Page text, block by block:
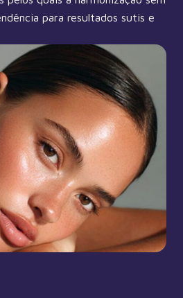
para resultados sutis e